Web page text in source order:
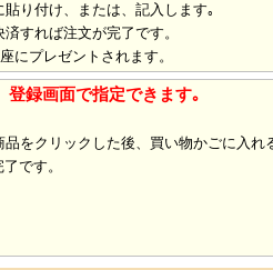
貼り付け、または、記入します｡
すれば注文が完了です。
にプレゼントされます。
録画面で指定できます｡
をクリックした後、買い物かごに入れ
です。